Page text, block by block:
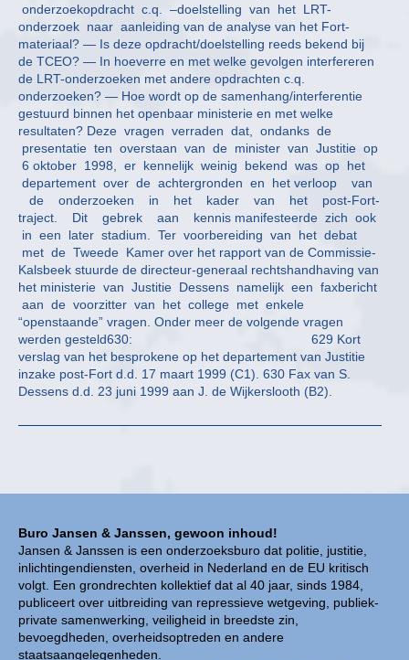
Buro Jansen & Janssen, gewoon inhoud!
Jansen & Janssen is een onderzoeksburo dat politie, justitie,
inlichtingendiensten, overheid in Nederland en de EU kritisch
volgt. Een grondrechten kollektief dat al 40 jaar, sinds 1984,
publiceert over uitbreiding van repressieve wetgeving, publiek-
private samenwerking, veiligheid in breedste zin,
bevoegdheden, overheidsoptreden en andere
staatsaangelegenheden.
onderzoekopdracht c.q. –doelstelling van het LRT-
onderzoek naar aanleiding van de analyse van het Fort-
materiaal? — Is deze opdracht/doelstelling reeds bekend bij
de TCEO? — In hoeverre en met welke gevolgen interfereren
de LRT-onderzoeken met andere opdrachten c.q.
onderzoeken? — Hoe wordt op de samenhang/interferentie
gestuurd binnen het openbaar ministerie en met welke
resultaten? Deze vragen verraden dat, ondanks de
presentatie ten overstaan van de minister van Justitie op
6 oktober 1998, er kennelijk weinig bekend was op het
departement over de achtergronden en het verloop van
de onderzoeken in het kader van het post-Fort-
traject. Dit gebrek aan kennis manifesteerde zich ook
in een later stadium. Ter voorbereiding van het debat
met de Tweede Kamer over het rapport van de Commissie-
Kalsbeek stuurde de directeur-generaal rechtshandhaving van
het ministerie van Justitie Dessens namelijk een faxbericht
aan de voorzitter van het college met enkele
“openstaande” vragen. Onder meer de volgende vragen
werden gesteld630: 629 Kort
verslag van het besprokene op het departement van Justitie
inzake post-Fort d.d. 17 maart 1999 (C1). 630 Fax van S.
Dessens d.d. 23 juni 1999 aan J. de Wijkerslooth (B2).